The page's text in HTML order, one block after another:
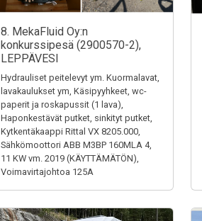
8. MekaFluid Oy:n
konkurssipesä (2900570-2),
LEPPÄVESI
Hydrauliset peitelevyt ym. Kuormalavat,
lavakaulukset ym, Käsipyyhkeet, wc-
paperit ja roskapussit (1 lava),
Haponkestävät putket, sinkityt putket,
Kytkentäkaappi Rittal VX 8205.000,
Sähkömoottori ABB M3BP 160MLA 4,
11 KW vm. 2019 (KÄYTTÄMÄTÖN),
Voimavirtajohtoa 125A